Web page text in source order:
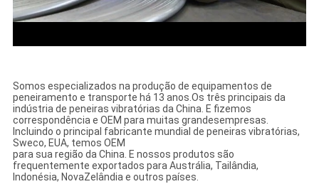
Somos especializados na produção de equipamentos de
peneiramento e transporte há 13 anos.Os três principais da
indústria de peneiras vibratórias da China. E fizemos
correspondência e OEM para muitas grandesempresas.
Incluindo o principal fabricante mundial de peneiras vibratórias,
Sweco, EUA, temos OEM
para sua região da China. E nossos produtos são
frequentemente exportados para Austrália, Tailândia,
Indonésia, NovaZelândia e outros países.